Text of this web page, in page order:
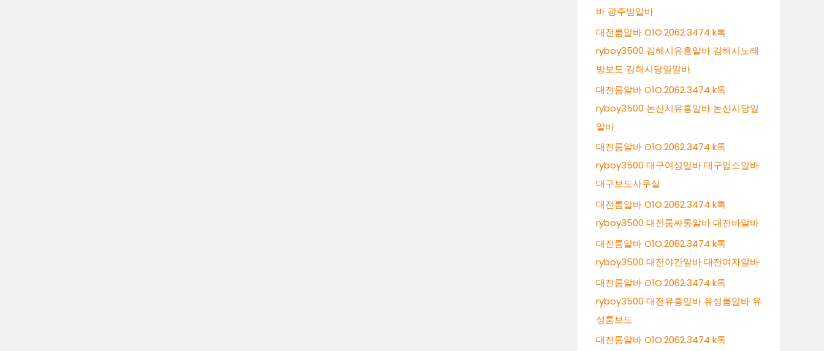
바 광주밤알바
대전룸알바 O1O.2062.3474 k톡
ryboy3500 김해시유흥알바 김해시노래
방보도 김해시당일알바
대전룸알바 O1O.2062.3474 k톡
ryboy3500 논산시유흥알바 논산시당일
알바
대전룸알바 O1O.2062.3474 k톡
ryboy3500 대구여성알바 대구업소알바
대구보도사무실
대전룸알바 O1O.2062.3474 k톡
ryboy3500 대전룸싸롱알바 대전바알바
대전룸알바 O1O.2062.3474 k톡
ryboy3500 대전야간알바 대전여자알바
대전룸알바 O1O.2062.3474 k톡
ryboy3500 대전유흥알바 유성룸알바 유
성룸보도
대전룸알바 O1O.2062.3474 k톡